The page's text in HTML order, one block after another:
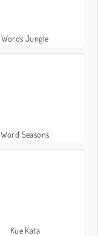
Words Jungle
Word Seasons
Kue Kata